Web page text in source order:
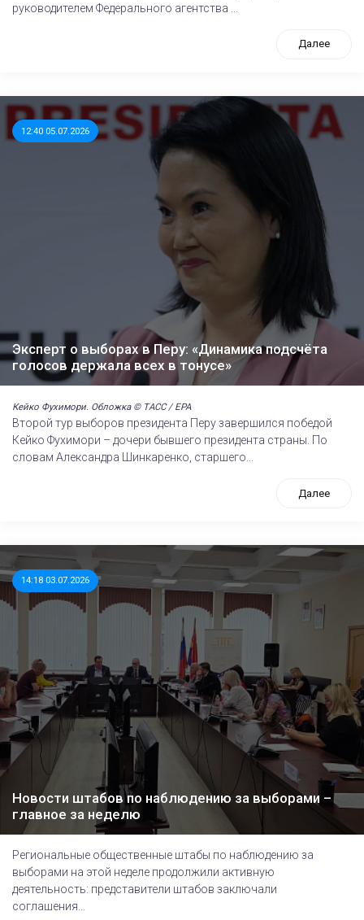
руководителем Федерального агентства ...
Далее
12:40 05.07.2026
Эксперт о выборах в Перу: «Динамика подсчёта
голосов держала всех в тонусе»
Кейко Фухимори. Обложка © ТАСС / EPA
Второй тур выборов президента Перу завершился победой
Кейко Фухимори – дочери бывшего президента страны. По
словам Александра Шинкаренко, старшего...
Далее
14:18 03.07.2026
Новости штабов по наблюдению за выборами –
главное за неделю
Региональные общественные штабы по наблюдению за
выборами на этой неделе продолжили активную
деятельность: представители штабов заключали
соглашения...